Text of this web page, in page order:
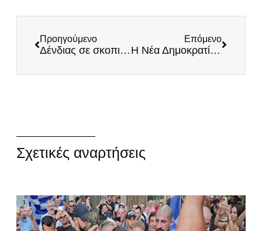
Προηγούμενο
Δένδιας σε σκοπιανό ΥΠΕΞ: Εφαρμόστε πιστά την Συμφωνία των Πρεσπών όπως κάνει η Νέα Δημοκρατία!
Επόμενο
Η Νέα Δημοκρατία κάνει τον Ντόκο «τσάρο» Εθνικής Ασφάλειας
Σχετικές αναρτήσεις